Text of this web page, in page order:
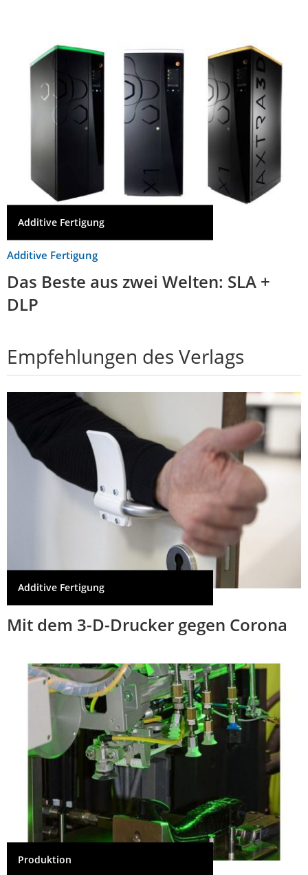
Additive Fertigung
Additive Fertigung
Das Beste aus zwei Welten: SLA +
DLP
Empfehlungen des Verlags
Additive Fertigung
Mit dem 3-D-Drucker gegen Corona
Produktion